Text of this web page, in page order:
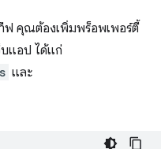
ฟ คุณต้องเพิ่มพร็อพเพอร์ตี้
บแอป ได้แก่
และ